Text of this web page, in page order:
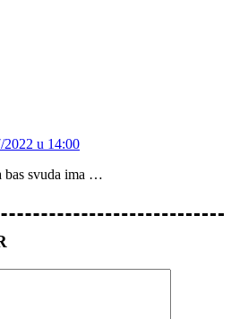
2022 u 14:00
bas svuda ima …